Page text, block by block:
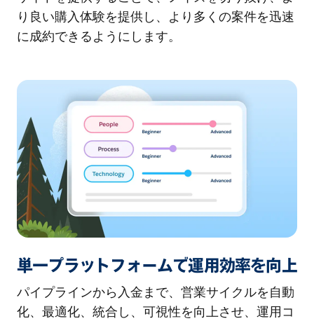
り良い購入体験を提供し、より多くの案件を迅速
に成約できるようにします。
単一プラットフォームで運用効率を向上
パイプラインから入金まで、営業サイクルを自動
化、最適化、統合し、可視性を向上させ、運用コ